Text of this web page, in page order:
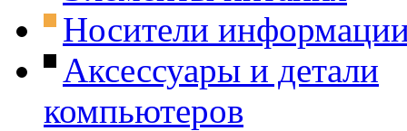
Носители
Аксессуары и детали
компьютеров